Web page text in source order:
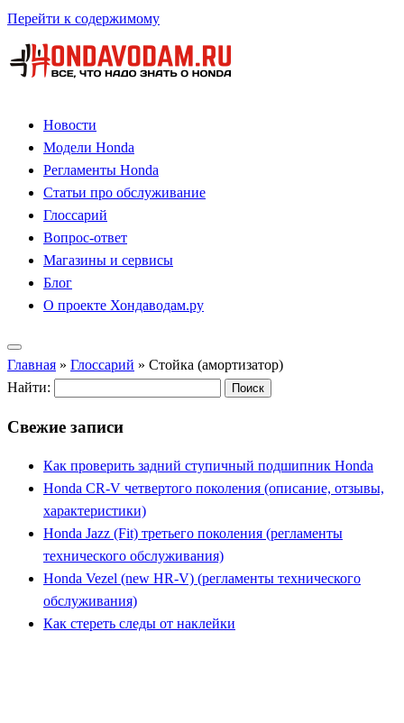
Перейти к содержимому
Новости
Модели Honda
Регламенты Honda
Статьи про обслуживание
Глоссарий
Вопрос-ответ
Магазины и сервисы
Блог
О проекте Хондаводам.ру
Главная » Глоссарий » Стойка (амортизатор)
Найти:
Свежие записи
Как проверить задний ступичный подшипник Honda
Honda CR-V четвертого поколения (описание, отзывы,
характеристики)
Honda Jazz (Fit) третьего поколения (регламенты
технического обслуживания)
Honda Vezel (new HR-V) (регламенты технического
обслуживания)
Как стереть следы от наклейки